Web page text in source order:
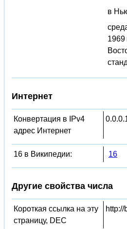
в
1969
Интернет
Конвертация в IPv4
адрес Интернет
16 в Википедии: 16
Другие свойства числа
Короткая ссылка на эту
страницу, DEC